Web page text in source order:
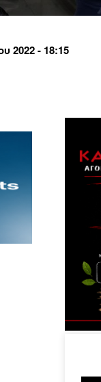
2022 - 18:15